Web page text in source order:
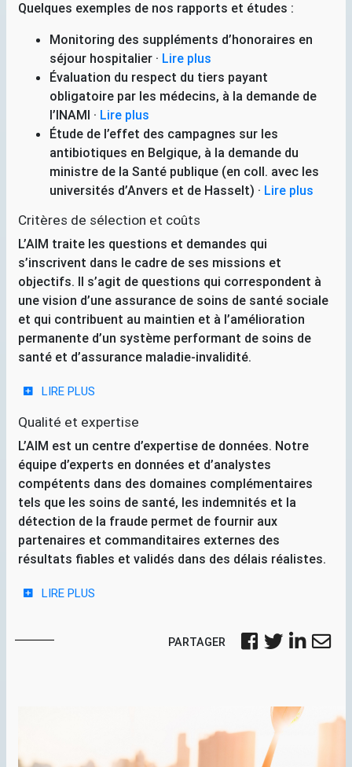
Quelques exemples de nos rapports et études :
Monitoring des suppléments d’honoraires en
séjour hospitalier · Lire plus
Évaluation du respect du tiers payant
obligatoire par les médecins, à la demande de
l’INAMI · Lire plus
Étude de l’effet des campagnes sur les
antibiotiques en Belgique, à la demande du
ministre de la Santé publique (en coll. avec les
universités d’Anvers et de Hasselt) · Lire plus
Critères de sélection et coûts
L’AIM traite les questions et demandes qui
s’inscrivent dans le cadre de ses missions et
objectifs. Il s’agit de questions qui correspondent à
une vision d’une assurance de soins de santé sociale
et qui contribuent au maintien et à l’amélioration
permanente d’un système performant de soins de
santé et d’assurance maladie-invalidité.
LIRE PLUS
Qualité et expertise
L’AIM est un centre d’expertise de données. Notre
équipe d’experts en données et d’analystes
compétents dans des domaines complémentaires
tels que les soins de santé, les indemnités et la
détection de la fraude permet de fournir aux
partenaires et commanditaires externes des
résultats fiables et validés dans des délais réalistes.
LIRE PLUS
PARTAGER